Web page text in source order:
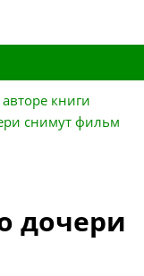
книги
снимут фильм
дочери